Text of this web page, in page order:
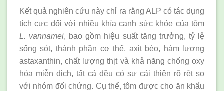
Kết quả nghiên cứu này chỉ ra rằng ALP có tác dụng
tích cực đối với nhiều khía cạnh sức khỏe của tôm
L. vannamei, bao gồm hiệu suất tăng trưởng, tỷ lệ
sống sót, thành phần cơ thể, axit béo, hàm lượng
astaxanthin, chất lượng thịt và khả năng chống oxy
hóa miễn dịch, tất cả đều có sự cải thiện rõ rệt so
với nhóm đối chứng. Cụ thể, tôm được cho ăn khẩu